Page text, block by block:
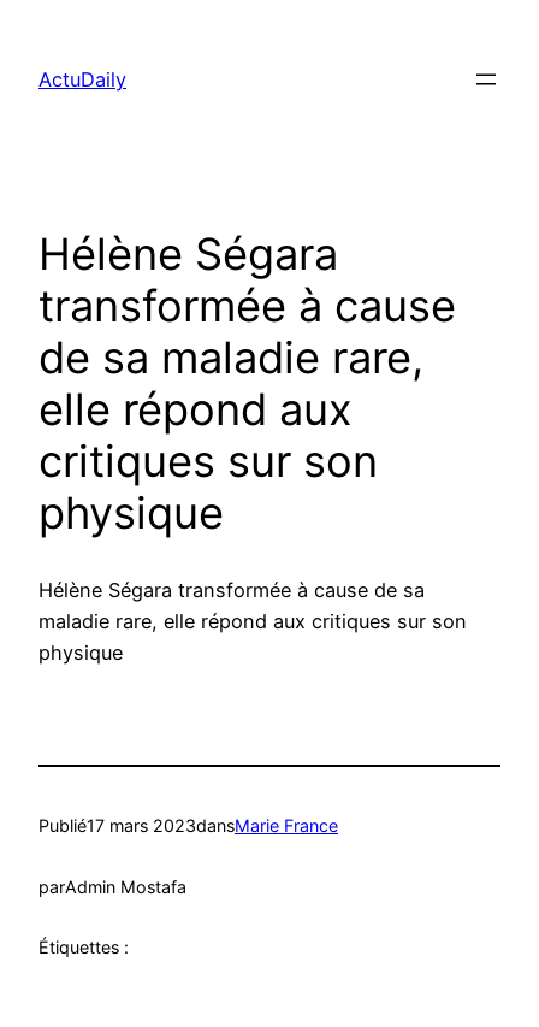
contenu
ActuDaily
Hélène Ségara
transformée à cause
de sa maladie rare,
elle répond aux
critiques sur son
physique
Hélène Ségara transformée à cause de sa
maladie rare, elle répond aux critiques sur son
physique
Publié17 mars 2023dansMarie France
parAdmin Mostafa
Étiquettes :